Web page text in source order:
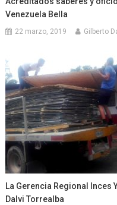
Venezuela Bella
22 marzo, 2019 Gilberto
La Gerencia Regional
Dalvi Torrealba